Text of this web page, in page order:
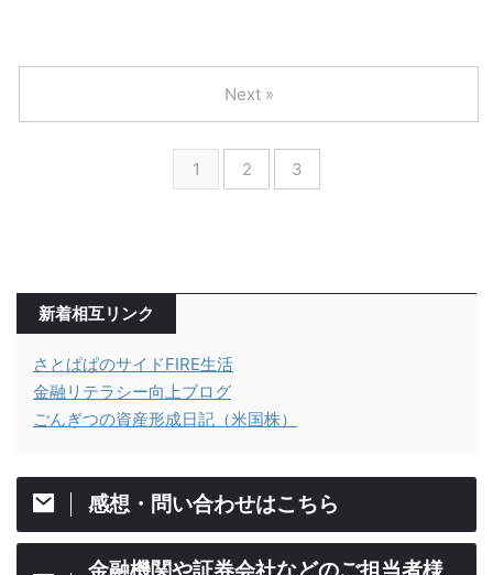
1 2 3
Next »
新着相互リンク
さとぱぱのサイドFIRE生活
金融リテラシー向上ブログ
ごんぎつの資産形成日記（米国株）
感想・問い合わせはこちら
金融機関や証券会社などのご担当者様